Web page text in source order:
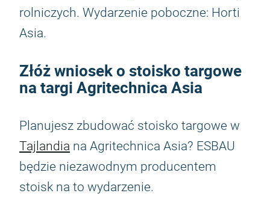
rolniczych. Wydarzenie poboczne: Horti
Asia.
Złóż wniosek o stoisko targowe
na targi Agritechnica Asia
Planujesz zbudować stoisko targowe w
Tajlandia na Agritechnica Asia? ESBAU
będzie niezawodnym producentem
stoisk na to wydarzenie.